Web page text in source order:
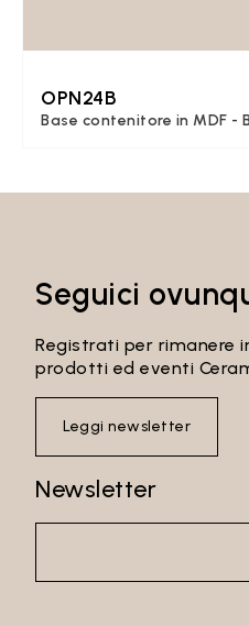
OPN24B
Base contenitore in MDF -
Seguici
Registrati per rimanere
prodotti ed eventi
Leggi newsletter
Newsletter